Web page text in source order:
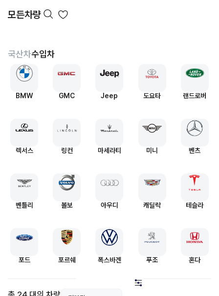
모든차량
국산차수입차
BMW GMC Jeep 도요타 랜드로버
렉서스 링컨 마세라티 미니 벤츠
벤틀리 볼보 아우디 캐딜락 테슬라
포드 포르쉐 폭스바겐 푸조 혼다